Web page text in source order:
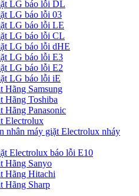
LG báo lỗi DL
LG báo lỗi 03
LG báo lỗi LE
LG báo lỗi CL
LG báo lỗi dHE
LG báo lỗi E3
LG báo lỗi E2
LG báo lỗi iE
Hãng Samsung
Hãng Toshiba
Hãng Panasonic
Electrolux
nhân máy giặt Electrolux nháy
Electrolux báo lỗi E10
Hãng Sanyo
Hãng Hitachi
Hãng Sharp